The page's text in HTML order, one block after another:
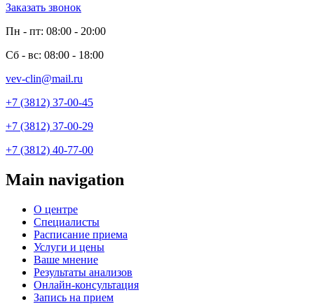
Заказать звонок
Пн - пт: 08:00 - 20:00
Сб - вс: 08:00 - 18:00
vev-clin@mail.ru
+7 (3812) 37-00-45
+7 (3812) 37-00-29
+7 (3812) 40-77-00
Main navigation
О центре
Специалисты
Расписание приема
Услуги и цены
Ваше мнение
Результаты анализов
Онлайн-консультация
Запись на прием